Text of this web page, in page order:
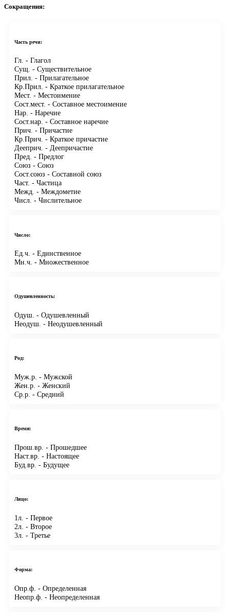
Сокращения:
Часть речи:
Гл. - Глагол
Сущ. - Существительное
Прил. - Прилагательное
Кр.Прил. - Краткое прилагательное
Мест. - Местоимение
Сост.мест. - Составное местоимение
Нар. - Наречие
Сост.нар. - Составное наречие
Прич. - Причастие
Кр.Прич. - Краткое причастие
Дееприч. - Деепричастие
Пред. - Предлог
Союз - Союз
Сост.союз - Составной союз
Част. - Частица
Межд. - Междометие
Числ. - Числительное
Число:
Ед.ч. - Единственное
Мн.ч. - Множественное
Одушевленность:
Одуш. - Одушевленный
Неодуш. - Неодушевленный
Род:
Муж.р. - Мужской
Жен.р. - Женский
Ср.р. - Средний
Время:
Прош.вр. - Прошедшее
Наст.вр. - Настоящее
Буд.вр. - Будущее
Лицо:
1л. - Первое
2л. - Второе
3л. - Третье
Форма:
Опр.ф. - Определенная
Неопр.ф. - Неопределенная